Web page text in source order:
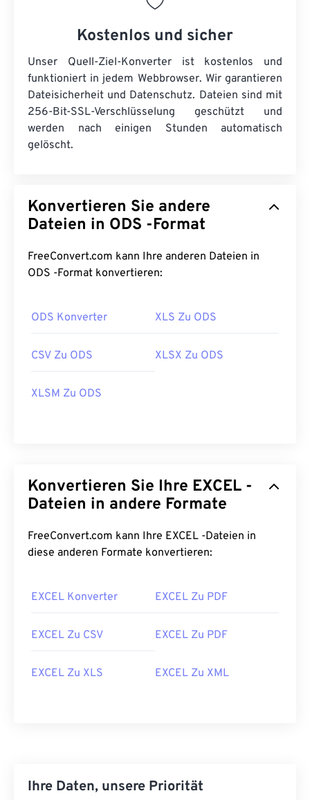
Kostenlos und sicher
Unser Quell-Ziel-Konverter ist kostenlos und
funktioniert in jedem Webbrowser. Wir garantieren
Dateisicherheit und Datenschutz. Dateien sind mit
256-Bit-SSL-Verschlüsselung geschützt und
werden nach einigen Stunden automatisch
gelöscht.
Konvertieren Sie andere
Dateien in ODS -Format
FreeConvert.com kann Ihre anderen Dateien in
ODS -Format konvertieren:
ODS Konverter XLS Zu ODS
CSV Zu ODS XLSX Zu ODS
XLSM Zu ODS
Konvertieren Sie Ihre EXCEL -
Dateien in andere Formate
FreeConvert.com kann Ihre EXCEL -Dateien in
diese anderen Formate konvertieren:
EXCEL Konverter EXCEL Zu PDF
EXCEL Zu CSV EXCEL Zu PDF
EXCEL Zu XLS EXCEL Zu XML
Ihre Daten, unsere Priorität